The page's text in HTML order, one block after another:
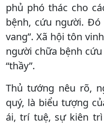
phủ phó thác cho
bệnh, cứu người.
vang”. Xã hội tôn
người chữa bệnh
“thầy”.
Thủ tướng nêu rõ,
quý, là biểu tượng
ái, trí tuệ, sự kiên